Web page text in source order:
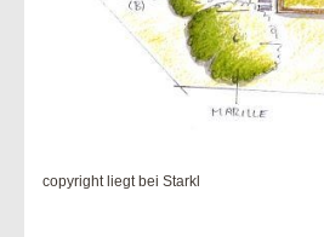
copyright liegt bei Starkl